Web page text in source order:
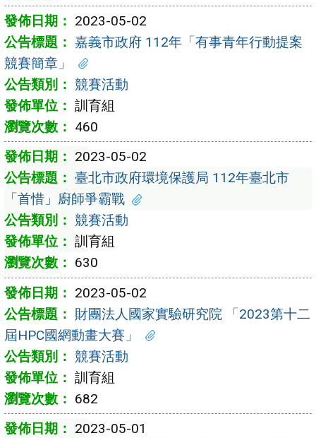
2023-05-02
嘉義市政府 112年「有事青年行動提案
競賽簡章」
競賽活動
訓育組
460
2023-05-02
臺北市政府環境保護局 112年臺北市
「首惜」廚師爭霸戰
競賽活動
訓育組
630
2023-05-02
財團法人國家實驗研究院 「2023第十二
屆HPC國網動畫大賽」
競賽活動
訓育組
682
2023-05-01